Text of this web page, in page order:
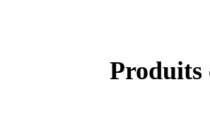
Produits